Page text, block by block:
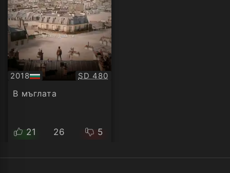
2018
БГ
аудио
Качество:
SD 480
В мъглата
21 26 5